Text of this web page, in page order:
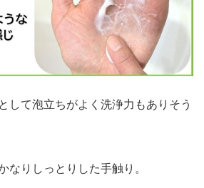
して泡立ちがよく洗浄力もありそう
なりしっとりした手触り。